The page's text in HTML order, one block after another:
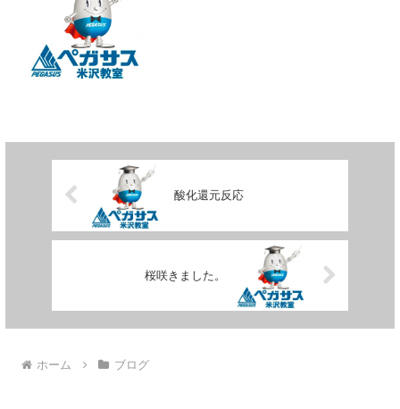
酸化還元反応
桜咲きました。
ホーム ブログ